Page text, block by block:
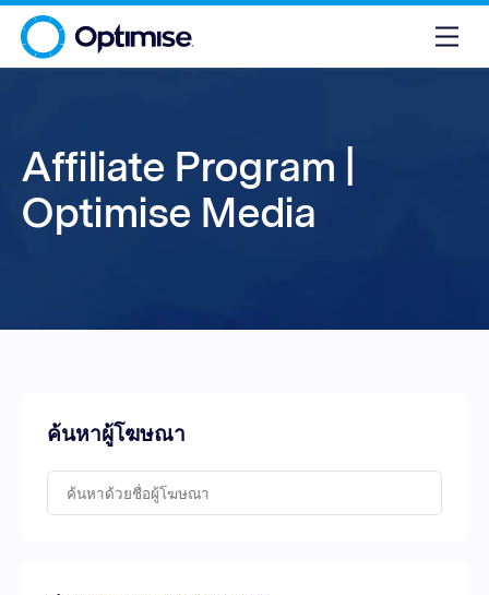
Affiliate Program |
Optimise Media
ค้นหาผู้โฆษณา